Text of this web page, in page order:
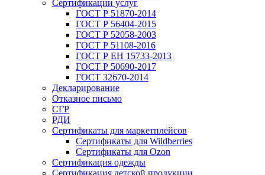
Сертификации услуг
ГОСТ Р 51870-2014
ГОСТ Р 56404-2015
ГОСТ Р 52058-2003
ГОСТ Р 51108-2016
ГОСТ Р ЕН 15733-2013
ГОСТ Р 50690-2017
ГОСТ 32670-2014
Декларирование
Отказное письмо
СГР
РДИ
Сертификаты для маркетплейсов
Сертификаты для Wildberries
Сертификаты для Ozon
Сертификация одежды
Сертификация детской продукции